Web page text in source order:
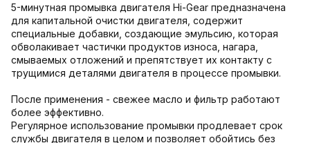
5-минутная промывка двигателя Hi-Gear предназначена
для капитальной очистки двигателя, содержит
специальные добавки, создающие эмульсию, которая
обволакивает частички продуктов износа, нагара,
смываемых отложений и препятствует их контакту с
трущимися деталями двигателя в процессе промывки.
После применения - свежее масло и фильтр работают
более эффективно.
Регулярное использование промывки продлевает срок
службы двигателя в целом и позволяет обойтись без